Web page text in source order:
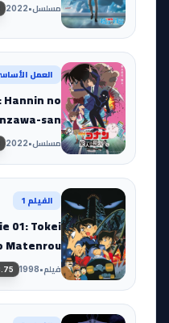
مسلسل•
2022
العمل
no
san
مسلسل•
2022
الفيلم 1
01: Tokei
Matenrou
فيلم•
1998